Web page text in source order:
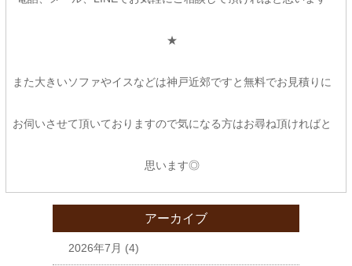
★
また大きいソファやイスなどは神戸近郊ですと無料でお見積りに
お伺いさせて頂いておりますので気になる方はお尋ね頂ければと
思います◎
アーカイブ
2026年7月 (4)